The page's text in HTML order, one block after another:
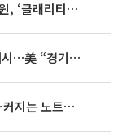
미국, 가상자산 포괄 규제 속도…상원, ‘클래리티법’ 9월 절차투표 추진
이란, 미국에 호르무즈 합의 조건 제시…美 “경기 아직 안 끝나” [종합]
맥북 품은 삼성에 ‘중국산’ 맹추격⋯커지는 노트북 OLED 시장